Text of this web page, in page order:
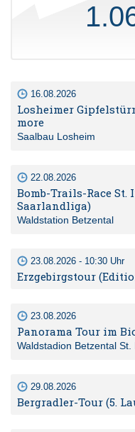
16.08.2026
Losheimer
more
Saalbau Losheim
22.08.2026
Bomb-Trails-Race St.
Saarlandliga)
Waldstation Betzental
23.08.2026 - 10:30 Uhr
Erzgebirgstour
23.08.2026
Panorama Tour im
Waldstadion Betzental St.
29.08.2026
Bergradler-Tour (5.